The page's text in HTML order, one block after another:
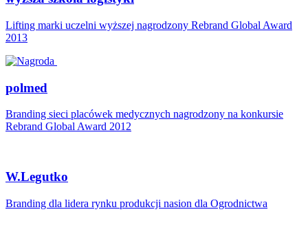
Lifting marki uczelni wyższej nagrodzony Rebrand Global Award
2013
polmed
Branding sieci placówek medycznych nagrodzony na konkursie
Rebrand Global Award 2012
W.Legutko
Branding dla lidera rynku produkcji nasion dla Ogrodnictwa